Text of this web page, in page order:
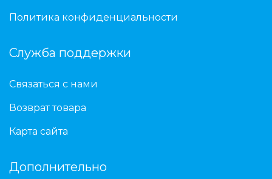
Политика конфиденциальности
Служба поддержки
Связаться с нами
Возврат товара
Карта сайта
Дополнительно